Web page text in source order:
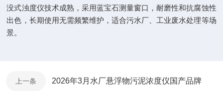
没式浊度仪技术成熟，采用蓝宝石测量窗口，耐磨性和抗腐蚀性
出色，长期使用无需频繁维护，适合污水厂、工业废水处理等场
景。
上一条 2026年3月水厂悬浮物污泥浓度仪国产品牌​